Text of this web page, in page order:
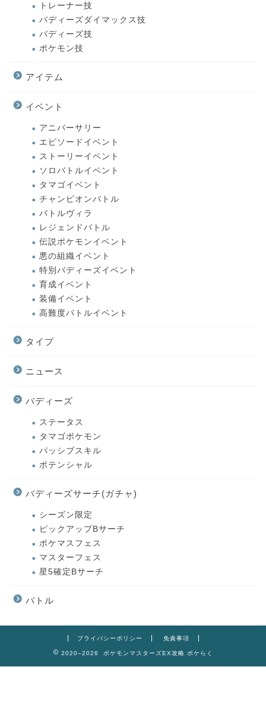
トレーナー技
バディーズダイマックス技
バディーズ技
ポケモン技
アイテム
イベント
アニバーサリー
エピソードイベント
ストーリーイベント
ソロバトルイベント
タマゴイベント
チャンピオンバトル
バトルヴィラ
レジェンドバトル
伝説ポケモンイベント
悪の組織イベント
特別バディーズイベント
育成イベント
装備イベント
高難度バトルイベント
タイプ
ニュース
バディーズ
ステータス
タマゴポケモン
パッシブスキル
ポテンシャル
バディーズサーチ(ガチャ)
シーズン限定
ピックアップBサーチ
ポケマスフェス
マスターフェス
星5確定Bサーチ
バトル
プライバシーポリシー 免責事項
2020–2026 ポケモンマスターズEX攻略 ポケらく